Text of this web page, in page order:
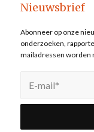
Nieuwsbrief
Abonneer op onze
onderzoeken,
mailadressen worden